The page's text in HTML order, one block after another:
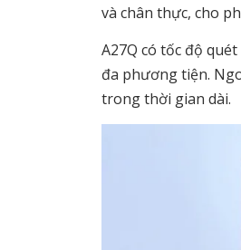
và chân thực, cho
A27Q có tốc độ
đa phương tiện.
trong thời gian dài.